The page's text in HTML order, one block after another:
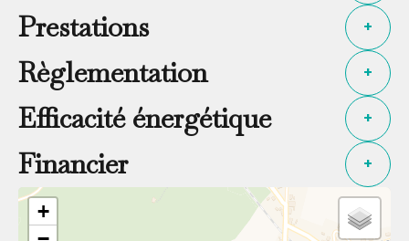
Prestations +
Règlementation +
Efficacité énergétique +
Financier +
+